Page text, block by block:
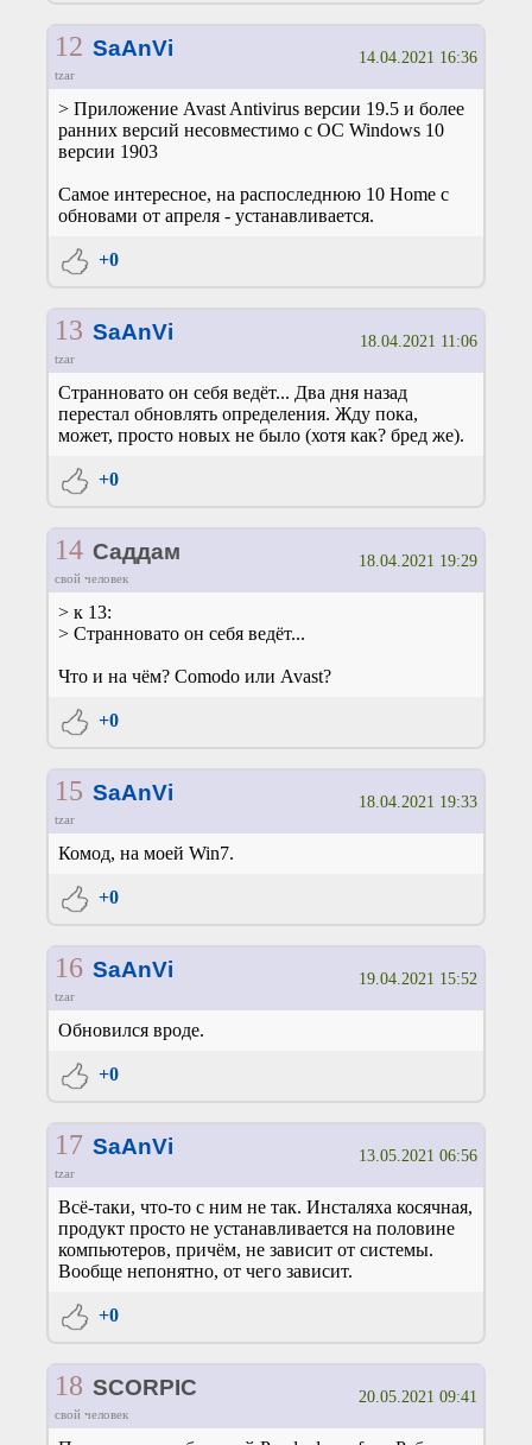
12 SaAnVi
tzar
14.04.2021 16:36
> Приложение Avast Antivirus версии 19.5 и более
ранних версий несовместимо с ОС Windows 10
версии 1903
Самое интересное, на распоследнюю 10 Home с
обновами от апреля - устанавливается.
+0
13 SaAnVi
tzar
18.04.2021 11:06
Странновато он себя ведёт... Два дня назад
перестал обновлять определения. Жду пока,
может, просто новых не было (хотя как? бред же).
+0
14 Саддам
свой человек
18.04.2021 19:29
> к 13:
> Странновато он себя ведёт...
Что и на чём? Comodo или Avast?
+0
15 SaAnVi
tzar
18.04.2021 19:33
Комод, на моей Win7.
+0
16 SaAnVi
tzar
19.04.2021 15:52
Обновился вроде.
+0
17 SaAnVi
tzar
13.05.2021 06:56
Всё-таки, что-то с ним не так. Инсталяха косячная,
продукт просто не устанавливается на половине
компьютеров, причём, не зависит от системы.
Вообще непонятно, от чего зависит.
+0
18 SCORPIC
свой человек
20.05.2021 09:41